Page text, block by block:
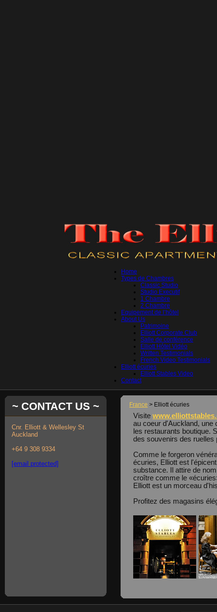
Home
Types de Chambres
Classic Studio
Studio Executif
1 Chambre
2 Chambre
Equipement de l’hôtel
About Us
Patrimoine
Elliott Corporate Club
Salle de conférence
Elliott Hôtel Vidéo
Written Testimonials
French Video Testimonials
Elliott écuries
Elliott Stables Video
Contact
France > Elliott écuries
Visite
au coeur d'Auckland, une
les restaurants boutique.
des souvenirs des ruelles
Comme le forgeron
écuries, Elliott est
substance. Il attire de
croître comme le
Elliott est un morceau
Profitez des magasins
~ CONTACT US ~
Cnr. Elliott & Wellesley St
Auckland
+64 9 308 9334
[email protected]